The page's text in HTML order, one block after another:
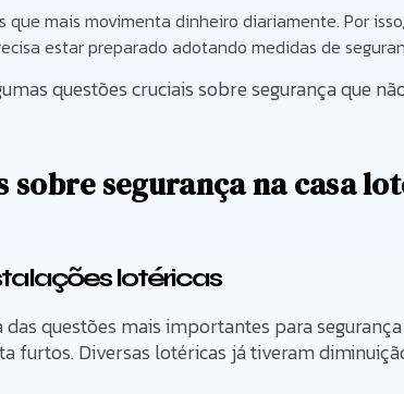
que mais movimenta dinheiro diariamente. Por
estar preparado adotando medidas de
questões cruciais sobre segurança que
sobre segurança na casa
lotéricas
questões mais importantes para
furtos. Diversas lotéricas já tiveram